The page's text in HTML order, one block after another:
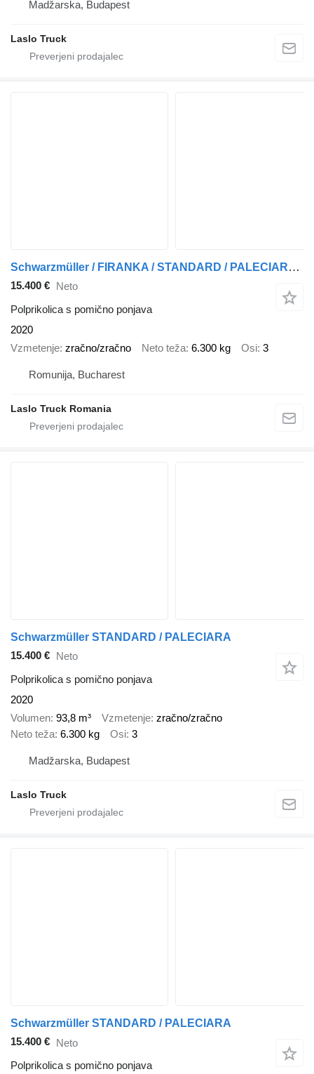
Madžarska, Budapest
Laslo Truck
Schwarzmüller / FIRANKA / STANDARD / PALECIARA / OSIE SAF / 2020
15.400 € Neto
Polprikolica s pomično ponjava
2020
Vzmetenje zračno/zračno Neto teža 6.300 kg Osi 3
Romunija, Bucharest
Laslo Truck Romania
Schwarzmüller STANDARD / PALECIARA
15.400 € Neto
Polprikolica s pomično ponjava
2020
Volumen 93,8 m³ Vzmetenje zračno/zračno
Neto teža 6.300 kg Osi 3
Madžarska, Budapest
Laslo Truck
Schwarzmüller STANDARD / PALECIARA
15.400 € Neto
Polprikolica s pomično ponjava